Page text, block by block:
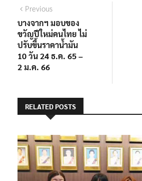
แนะแนว
เรื่อง
PreviousPrevious
post:
บางจากฯ มอบของ
ขวัญปีใหม่คนไทย ไม่
ปรับขึ้นราคาน้ำมัน
10 วัน 24 ธ.ค. 65 –
2 ม.ค. 66
RELATED POSTS